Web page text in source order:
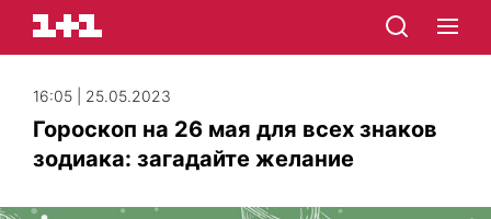
16:05 | 25.05.2023
Гороскоп на 26 мая для всех знаков
зодиака: загадайте желание